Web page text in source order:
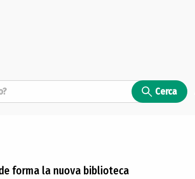
Cerca
forma la nuova biblioteca